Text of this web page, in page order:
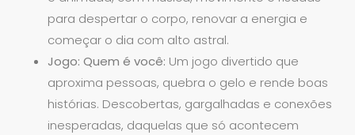
para despertar o corpo, renovar a energia e
começar o dia com alto astral.
Jogo: Quem é você: Um jogo divertido que
aproxima pessoas, quebra o gelo e rende boas
histórias. Descobertas, gargalhadas e conexões
inesperadas, daquelas que só acontecem